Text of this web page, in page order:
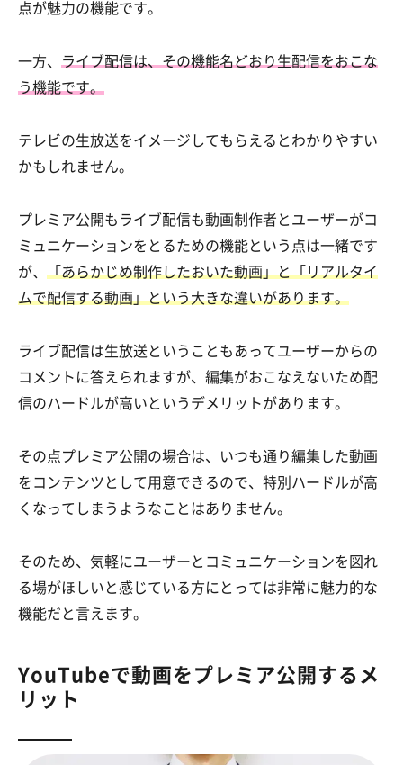
点が魅力の機能です。
一方、
ライブ配信は、その機能名どおり生配信をおこな
う機能です。
テレビの生放送をイメージしてもらえるとわかりやすい
かもしれません。
プレミア公開もライブ配信も動画制作者とユーザーがコ
ミュニケーションをとるための機能という点は一緒です
が、
「あらかじめ制作したおいた動画」と「リアルタイ
ムで配信する動画」という大きな違いがあります。
ライブ配信は生放送ということもあってユーザーからの
コメントに答えられますが、編集がおこなえないため配
信のハードルが高いというデメリットがあります。
その点プレミア公開の場合は、いつも通り編集した動画
をコンテンツとして用意できるので、特別ハードルが高
くなってしまうようなことはありません。
そのため、気軽にユーザーとコミュニケーションを図れ
る場がほしいと感じている方にとっては非常に魅力的な
機能だと言えます。
YouTubeで動画をプレミア公開するメ
リット